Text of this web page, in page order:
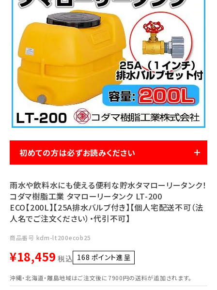
農業資材
作業用品
補修部品
レンタル
ブログ
利用ガイド FAQ
メールでのお問い合わせ
info@agriz.net
初めての方は必ずお読みください
雨水や飲料水にも使える便利な貯水タマローリータンク！
コダマ樹脂工業 タマローリータンク LT-200
ECO【200L】【25A排水バルブ付き】【個人宅配送不可（法
人名でご注文ください）・代引不可】
商品番号 kdm-lt200ecob25
¥18,459 税込 168 ポイント進呈 ]
沖縄・北海道・離島地域はご注文後に7900円の送料が追加されます。